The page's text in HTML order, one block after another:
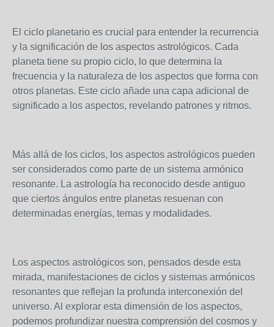
El ciclo planetario es crucial para entender la recurrencia
y la significación de los aspectos astrológicos. Cada
planeta tiene su propio ciclo, lo que determina la
frecuencia y la naturaleza de los aspectos que forma con
otros planetas. Este ciclo añade una capa adicional de
significado a los aspectos, revelando patrones y ritmos.
Más allá de los ciclos, los aspectos astrológicos pueden
ser considerados como parte de un sistema armónico
resonante. La astrología ha reconocido desde antiguo
que ciertos ángulos entre planetas resuenan con
determinadas energías, temas y modalidades.
Los aspectos astrológicos son, pensados desde esta
mirada, manifestaciones de ciclos y sistemas armónicos
resonantes que reflejan la profunda interconexión del
universo. Al explorar esta dimensión de los aspectos,
podemos profundizar nuestra comprensión del cosmos y